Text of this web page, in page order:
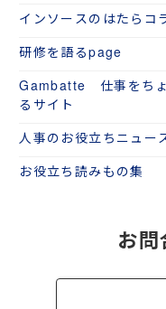
インソースのはたらコ
研修を語るpage
Gambatte 仕事をちょ
るサイト
人事のお役立ちニュー
お役立ち読みもの集
お